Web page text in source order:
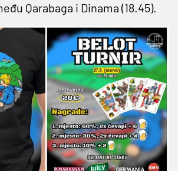
Qarabaga i Dinama (18.45).